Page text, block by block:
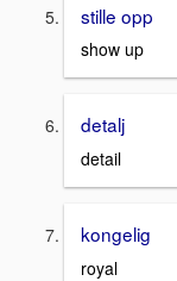
stille opp
show up
detalj
detail
kongelig
royal